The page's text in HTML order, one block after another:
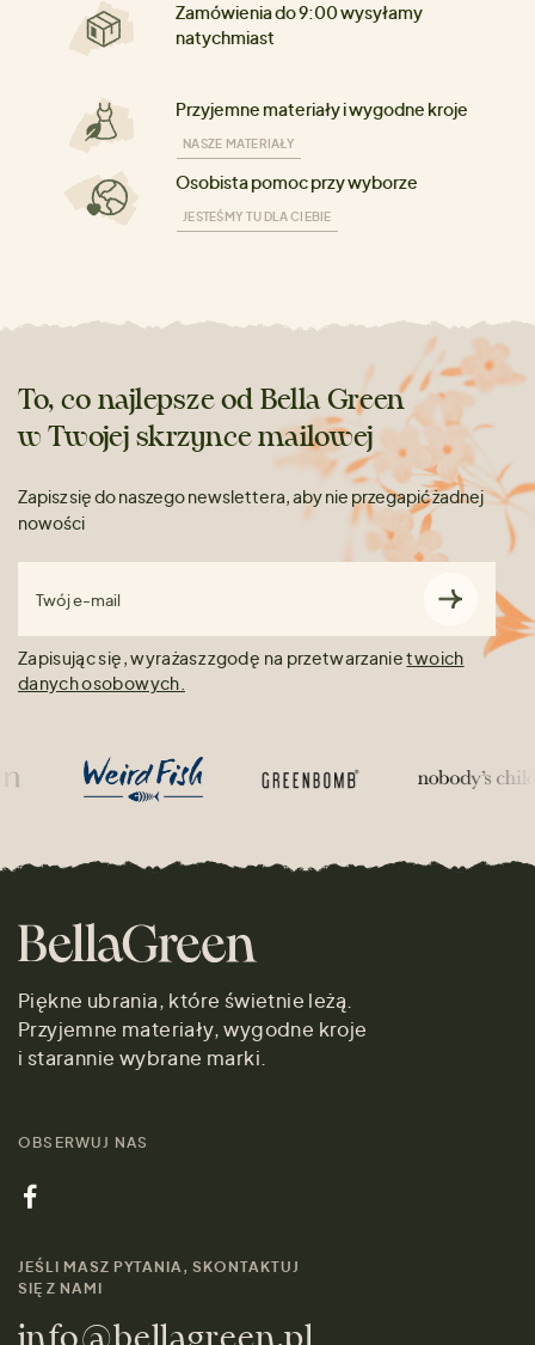
Zamówienia do 9:00 wysyłamy
natychmiast
Przyjemne materiały i wygodne kroje
NASZE MATERIAŁY
Osobista pomoc przy wyborze
JESTEŚMY TU DLA CIEBIE
To, co najlepsze od Bella Green
w Twojej skrzynce mailowej
Zapisz się do naszego newslettera, aby nie przegapić żadnej
nowości
Twój e-mail
Zapisując się, wyrażasz zgodę na przetwarzanietwoich
danych osobowych.
Piękne ubrania, które świetnie leżą.
Przyjemne materiały, wygodne kroje
i starannie wybrane marki.
OBSERWUJ NAS
JEŚLI MASZ PYTANIA, SKONTAKTUJ
SIĘ Z NAMI